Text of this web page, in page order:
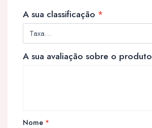
A sua classificação *
A sua avaliação sobre o produto
Nome *